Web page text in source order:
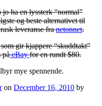
jo ha en lyssterk “normal”
og beste alternativet til
leveranse franetonnet.
gir kjappere “skuddtakt”
påeBayfor en rundt $80.
mye spennende.
on December 16, 2010 by